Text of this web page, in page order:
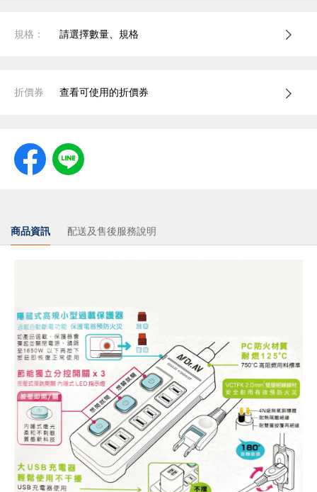
規格： 請選擇數量、規格
折價券 查看可使用的折價券
商品資訊 配送及售後服務說明